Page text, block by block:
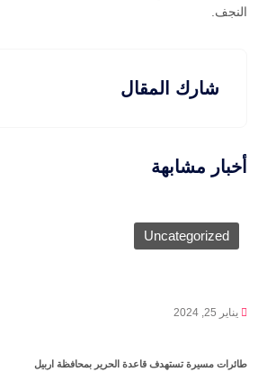
النجف.
شارك المقال
أخبار مشابهة
Uncategorized
يناير 25, 2024
طائرات مسيرة تستهدف قاعدة الحرير بمحافظة اربيل